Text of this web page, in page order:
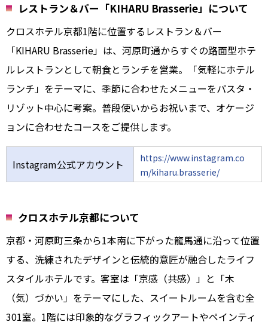
レストラン＆バー「KIHARU Brasserie」について
クロスホテル京都1階に位置するレストラン＆バー
「KIHARU Brasserie」は、河原町通からすぐの路面型ホテ
ルレストランとして朝食とランチを営業。「気軽にホテル
ランチ」をテーマに、季節に合わせたメニューをパスタ・
リゾット中心に考案。普段使いからお祝いまで、オケージ
ョンに合わせたコースをご提供します。
Instagram公式アカウント
https://www.instagram.co
m/kiharu.brasserie/
クロスホテル京都について
京都・河原町三条から1本南に下がった龍馬通に沿って位置
する、洗練されたデザインと伝統的意匠が融合したライフ
スタイルホテルです。客室は「京感（共感）」と「木
（気）づかい」をテーマにした、スイートルームを含む全
301室。1階には印象的なグラフィックアートやペインティ